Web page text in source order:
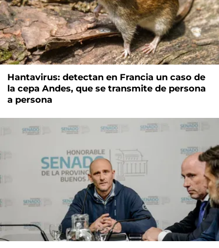
Hantavirus: detectan en Francia un caso de
la cepa Andes, que se transmite de persona
a persona